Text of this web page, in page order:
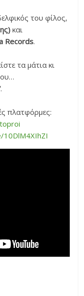
του φίλος,
και
Records.
τα μάτια κι
.
πλατφόρμες: